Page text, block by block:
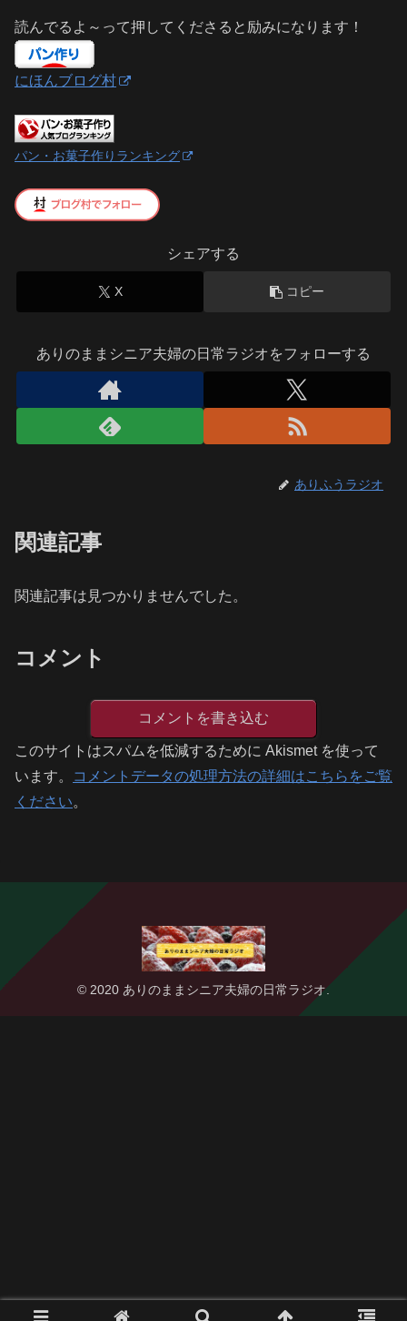
読んでるよ～って押してくださると励みになります！
にほんブログ村
パン・お菓子作りランキング
シェアする
X コピー
ありのままシニア夫婦の日常ラジオをフォローする
ありふうラジオ
関連記事
関連記事は見つかりませんでした。
コメント
コメントを書き込む
このサイトはスパムを低減するために Akismet を使って
います。
コメントデータの処理方法の詳細はこちらをご覧
ください。
© 2020 ありのままシニア夫婦の日常ラジオ.